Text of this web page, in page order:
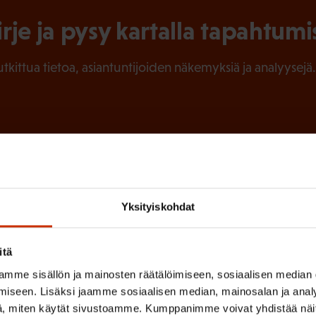
Yksityiskohdat
sisällön ja mainosten räätälöimiseen, sosiaalisen
Lisäksi jaamme sosiaalisen median, mainosalan ja
miten käytät sivustoamme. Kumppanimme voivat yhdistää
ja pysy kartalla
tietoa, asiantuntijoiden näkemyksiä ja analyysejä.
l
l
parhaiten?
TÖISSÄ AMMATTILIITOSSA